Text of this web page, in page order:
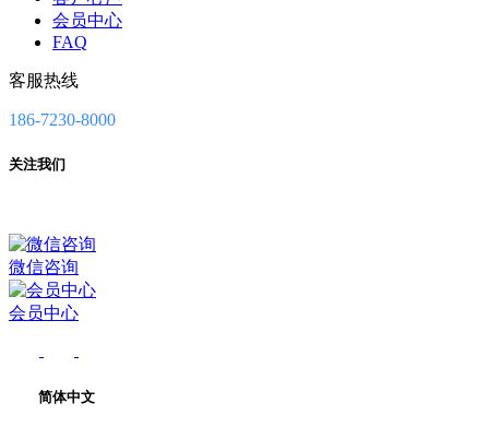
会员中心
FAQ
客服热线
186-7230-8000
关注我们
微信咨询
会员中心
简体中文